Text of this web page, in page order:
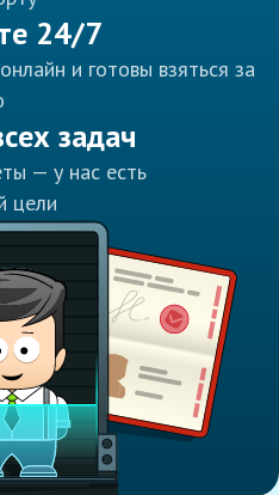
24/7
и готовы взяться за
задач
— у нас есть
цели